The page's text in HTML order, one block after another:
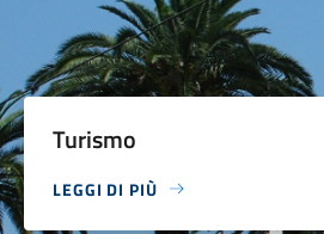
Turismo
LEGGI DI PIÙ